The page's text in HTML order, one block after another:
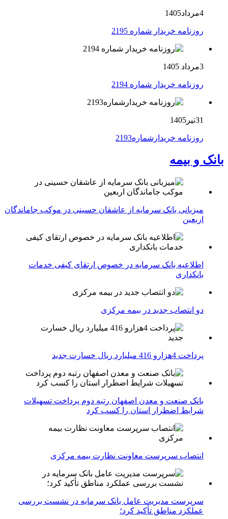
4مرداد1405
روزنامه خریدار شماره 2195
3مرداد 1405
روزنامه خریدار شماره 2194
31تیر1405
روزنامه خریدارشماره2193
بانک و بیمه
میزبانی بانک سرمایه از عاشقان حسینی در موکب جاماندگان
اربعین
اطلاعیه بانک سرمایه در خصوص ارتقای کیفی خدمات
بانکداری
دو انتصاب جدید در بیمه مركزی
پرداخت 4هزارو 416 میلیارد ریال خسارت جدید
بانک صنعت و معدن اصفهان رتبه دوم پرداخت تسهیلات
شرایط اضطرار استان را کسب کرد
انتصاب سرپرست معاونت نظارت بیمه مرکزی
سرپرست مدیریت عامل بانک سرمایه در نشست بررسی
عملکرد مناطق تأکید کرد؛